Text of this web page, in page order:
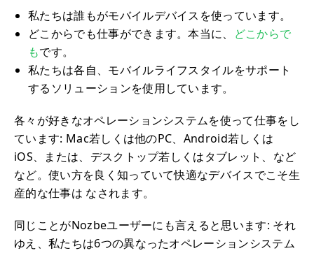
私たちは誰もがモバイルデバイスを使っています。
どこからでも仕事ができます。本当に、
どこからで
もです。
私たちは各自、モバイルライフスタイルをサポート
するソリューションを使用しています。
各々が好きなオペレーションシステムを使って仕事をし
ています: Mac若しくは他のPC、Android若しくは
iOS、または、デスクトップ若しくはタブレット、など
など。使い方を良く知っていて快適なデバイスでこそ生
産的な仕事は なされます。
同じことがNozbeユーザーにも言えると思います: それ
ゆえ、私たちは6つの異なったオペレーションシステム